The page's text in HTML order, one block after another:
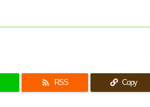
 RSS Copy